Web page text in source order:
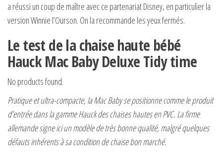
a réussi un coup de maître avec ce partenariat Disney, en particulier la
version Winnie l’Ourson. On la recommande les yeux fermés.
Le test de la chaise haute bébé
Hauck Mac Baby Deluxe Tidy time
No products found.
Pratique et ultra-compacte, la Mac Baby se positionne comme le produit
d’entrée dans la gamme Hauck des chaises hautes en PVC. La firme
allemande signe ici un modèle de très bonne qualité, malgré quelques
défauts inhérents à sa condition de chaise bon marché.